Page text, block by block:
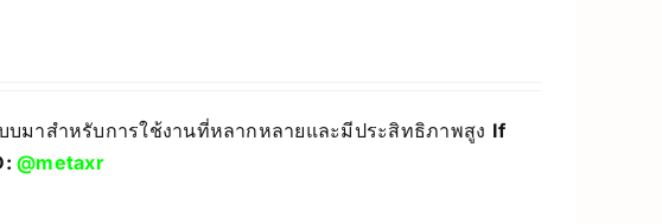
มาสำหรับการใช้งานที่หลากหลายและมีประสิทธิภาพสูง If
@metaxr